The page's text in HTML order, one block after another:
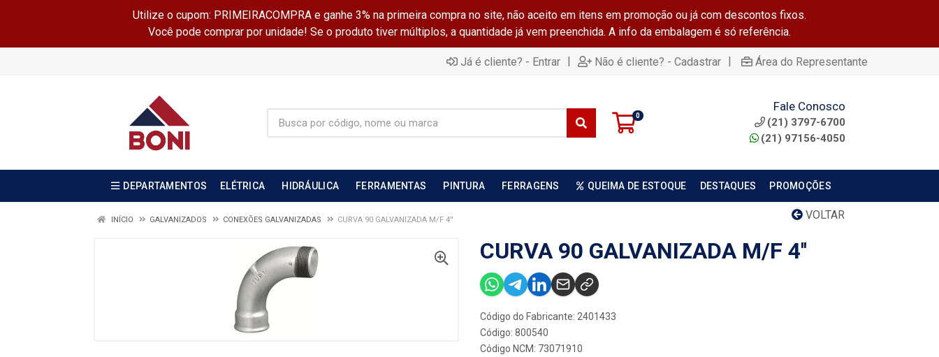
Utilize o cupom: PRIMEIRACOMPRA e ganhe 3% na primeira compra no site, não aceito em itens em promoção ou já com descontos fixos.
Você pode comprar por unidade! Se o produto tiver múltiplos, a quantidade já vem preenchida. A info da embalagem é só referência.
Já é cliente? - Entrar | Não é cliente? - Cadastrar | Área do Representante
0
Fale Conosco
(21) 3797-6700
(21) 97156-4050
DEPARTAMENTOS ELÉTRICA HIDRÁULICA FERRAMENTAS PINTURA FERRAGENS QUEIMA DE ESTOQUE DESTAQUES PROMOÇÕES
VOLTAR
INÍCIO GALVANIZADOS CONEXÕES GALVANIZADAS CURVA 90 GALVANIZADA M/F 4''
CURVA 90 GALVANIZADA M/F 4''
Código do Fabricante: 2401433
Código: 800540
Código NCM: 73071910